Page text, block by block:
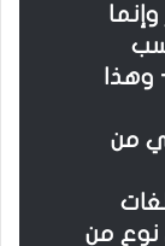
وهذا
من
نوع من